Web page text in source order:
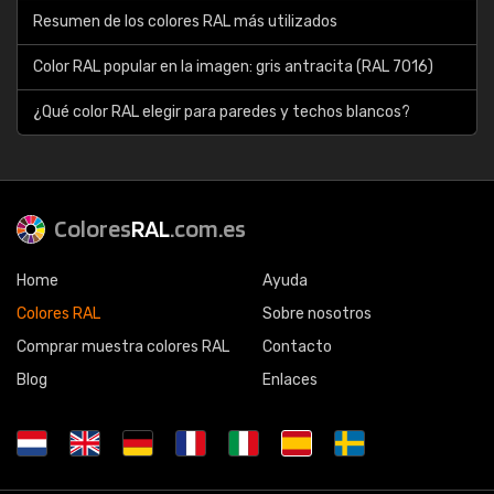
Resumen de los colores RAL más utilizados
Color RAL popular en la imagen: gris antracita (RAL 7016)
¿Qué color RAL elegir para paredes y techos blancos?
ColoresRAL.com.es
Home
Colores RAL
Comprar muestra colores RAL
Blog
Ayuda
Sobre nosotros
Contacto
Enlaces